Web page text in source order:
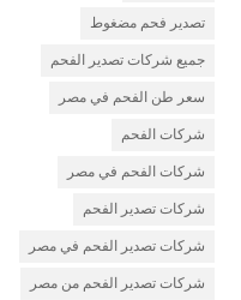
تصدير فحم مضغوط
جميع شركات تصدير الفحم
سعر طن الفحم في مصر
شركات الفحم
شركات الفحم في مصر
شركات تصدير الفحم
شركات تصدير الفحم في مصر
شركات تصدير الفحم من مصر